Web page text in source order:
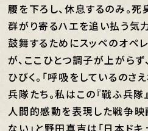
腰を下ろし、休息するのみ。
群がり寄るハエを追い払う気
鼓舞するためにスッペのオペ
が、ここひとつ調子が上がら
ひびく。「呼吸をしているのさ
兵隊たち。私はこの『戰ふ兵隊
人間的感動を表現した戦争映
ない」と野田真吉は「日本ドキ